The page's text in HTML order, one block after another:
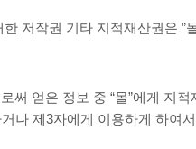
저작권 기타 지적재산권은 ”
써 얻은 정보 중 “몰”에게 지
나 제3자에게 이용하게 하여